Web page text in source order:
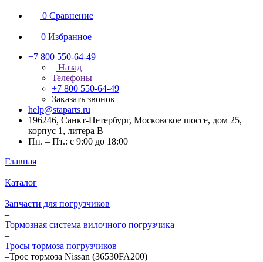
0 Сравнение
0 Избранное
+7 800 550-64-49
Назад
Телефоны
+7 800 550-64-49
Заказать звонок
help@staparts.ru
196246, Санкт-Петербург, Московское шоссе, дом 25,
корпус 1, литера В
Пн. – Пт.: с 9:00 до 18:00
Главная
–
Каталог
–
Запчасти для погрузчиков
–
Тормозная система вилочного погрузчика
–
Тросы тормоза погрузчиков
–Трос тормоза Nissan (36530FA200)